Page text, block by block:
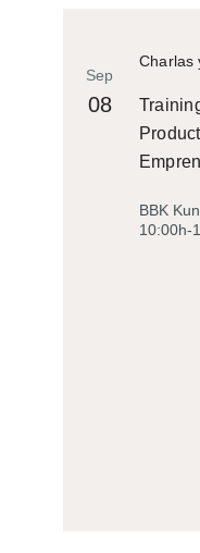
Charlas
Sep
08
BBK
10:00h-